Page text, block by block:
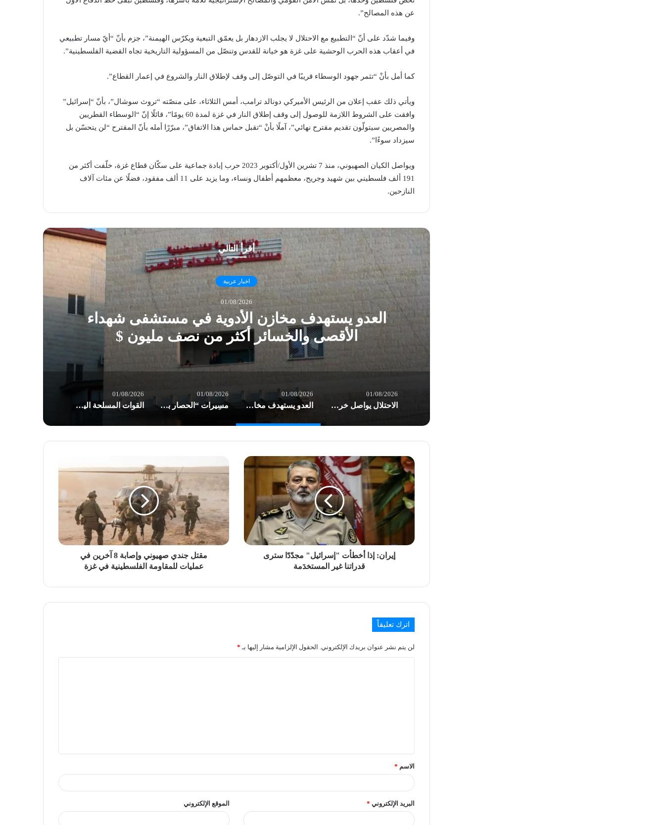
عن هذه المصالح”.
وفيما شدّد على أنّ “التطبيع مع الاحتلال لا يجلب الازدهار بل يعمّق التبعية ويكرّس الهيمنة”، جزم بأنّ “أيّ مسار تطبيعي
في أعقاب هذه الحرب الوحشية على غزة هو خيانة للقدس وتنصّل من المسؤولية التاريخية تجاه القضية الفلسطينية”.
كما أمل بأنْ “تثمر جهود الوسطاء قريبًا في التوصّل إلى وقف لإطلاق النار والشروع في إعمار القطاع”.
ويأتي ذلك عقب إعلان من الرئيس الأميركي دونالد ترامب، أمس الثلاثاء، على منصّته “تروث سوشال”، بأنّ “إسرائيل”
وافقت على الشروط اللازمة للوصول إلى وقف إطلاق النار في غزة لمدة 60 يومًا”، قائلًا إنّ “الوسطاء القطريين
والمصريين سيتولّون تقديم مقترح نهائي”، آملًا بأنْ “تقبل حماس هذا الاتفاق”، مبرّرًا أمله بأنّ المقترح “لن يتحسّن بل
سيزداد سوءًا”.
ويواصل الكيان الصهيوني، منذ 7 تشرين الأول/أكتوبر 2023 حرب إبادة جماعية على سكّان قطاع غزة، خلّفت أكثر من
191 ألف فلسطيني بين شهيد وجريح، معظمهم أطفال ونساء، وما يزيد على 11 ألف مفقود، فضلًا عن مئات آلاف
النازحين.
أقرأ التالي
اخبار عربية
01/08/2026
العدو يستهدف مخازن الأدوية في مستشفى شهداء
الأقصى والخسائر أكثر من نصف مليون $
01/08/2026
الاحتلال يواصل خرق الهدنة في غزة.. شهداء وعشرات الإصابات بغارات العدو
01/08/2026
العدو يستهدف مخازن الأدوية في مستشفى شهداء الأقصى والخسائر أكثر من نصف مليون $
01/08/2026
مسِيرات “الحصار بالحصار والتصعيد بالتصعيد” في صنعاء: مستعدون لأثمان المعركة
01/08/2026
القوات المسلحة اليمنية: إجبار 8 سفن نفطية للعدو السعودي على تغيير مسارها
إيران: إذا أخطأت "إسرائيل" مجدّدًا سترى
قدراتنا غير المستخدَمة
مقتل جندي صهيوني وإصابة 8 آخرين في
عمليات للمقاومة الفلسطينية في غزة
اترك تعليقاً
لن يتم نشر عنوان بريدك الإلكتروني. الحقول الإلزامية مشار إليها بـ *
الاسم *
البريد الإلكتروني * الموقع الإلكتروني